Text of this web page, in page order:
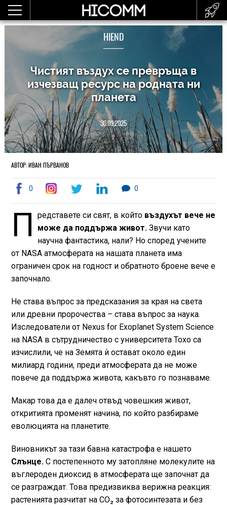
HIEND
Чистият въздух се превръща в
изчезващ ресурс на родната ни
планета
30.09.2025
АВТОР: ИВАН ПЪРВАНОВ
0 0
П редставете си свят, в който въздухът вече не
може да поддържа живот. Звучи като
научна фантастика, нали? Но според учените
от NASA атмосферата на нашата планета има
ограничен срок на годност и обратното броене вече е
започнало.
Не става въпрос за предсказания за края на света
или древни пророчества – става въпрос за наука.
Изследователи от Nexus for Exoplanet System Science
на NASA в сътрудничество с университета Тохо са
изчислили, че на Земята ѝ остават около един
милиард години, преди атмосферата да не може
повече да поддържа живота, какъвто го познаваме.
Макар това да е далеч отвъд човешкия живот,
откритията променят начина, по който разбираме
еволюцията на планетите.
Виновникът за тази бавна катастрофа е нашето
Слънце.С постепенното му затопляне молекулите на
въглероден диоксид в атмосферата ще започнат да
се разграждат. Това предизвиква верижна реакция:
растенията разчитат на CO₂ за фотосинтезата и без